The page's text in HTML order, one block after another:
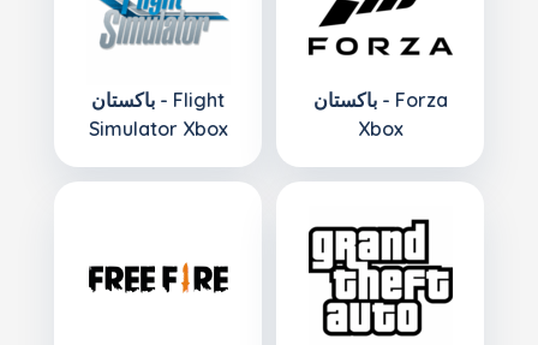
باكستان - Flight
Simulator Xbox
باكستان - Forza
Xbox